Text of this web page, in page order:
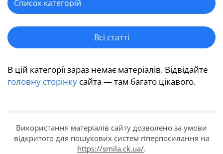
Всі статті
В цій категорії зараз немає матеріалів. Відвідайте
головну сторінку сайта — там багато цікавого.
Використання матеріалів сайту дозволено за умови
відкритого для пошукових систем гіперпосилання на
https://smila.ck.ua/.